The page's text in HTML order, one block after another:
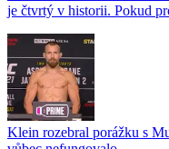
je čtvrtý v historii. Pokud
Klein rozebral porážku s